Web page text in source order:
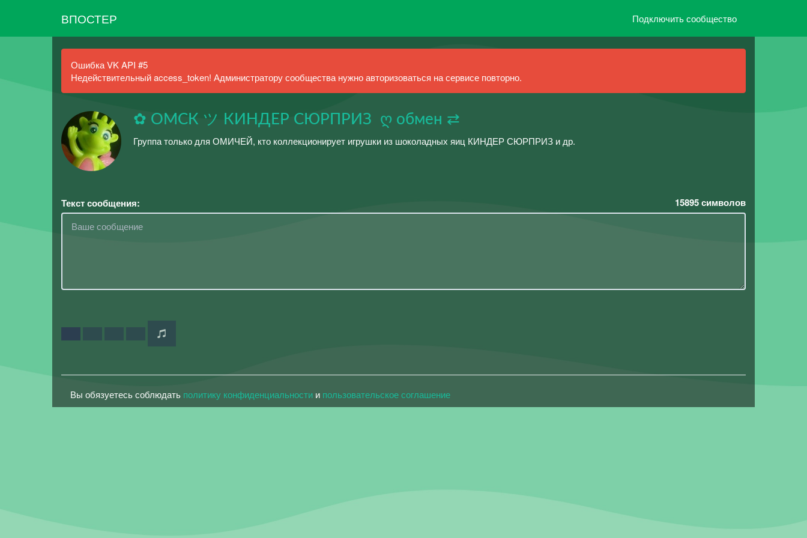
ВПОСТЕР Подключить сообщество
Ошибка VK API #5
Недействительный access_token! Администратору сообщества нужно авторизоваться на сервисе повторно.
✿ ОМСК ツ КИНДЕР СЮРПРИЗ ღ обмен ⇄
Группа только для ОМИЧЕЙ, кто коллекционирует игрушки из шоколадных яиц КИНДЕР СЮРПРИЗ и др.
Текст сообщения: 15895символов
Вы обязуетесь соблюдать политику конфиденциальности и пользовательское соглашение